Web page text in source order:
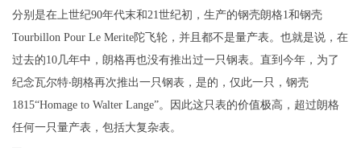
分别是在上世纪90年代末和21世纪初，生产的钢壳朗格1和钢壳
Tourbillon Pour Le Merite陀飞轮，并且都不是量产表。也就是说，在
过去的10几年中，朗格再也没有推出过一只钢表。直到今年，为了
纪念瓦尔特‧朗格再次推出一只钢表，是的，仅此一只，钢壳
1815“Homage to Walter Lange”。因此这只表的价值极高，超过朗格
任何一只量产表，包括大复杂表。